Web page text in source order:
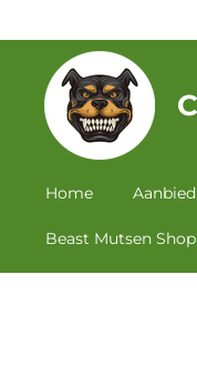
hoofdinhoud
Home
Beast Mutsen Shop